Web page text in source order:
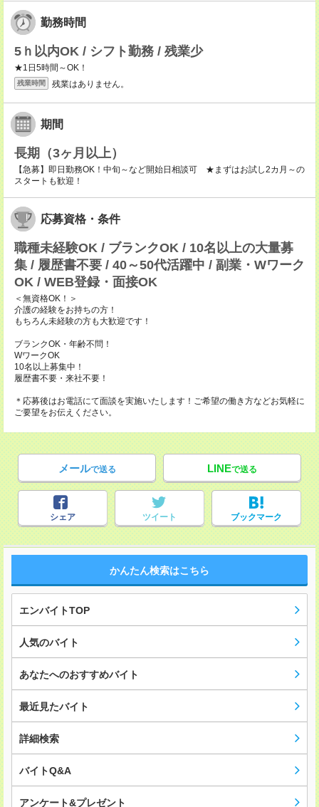
勤務時間
5ｈ以内OK / シフト勤務 / 残業少
★1日5時間～OK！
残業時間 残業はありません。
期間
長期（3ヶ月以上）
【急募】即日勤務OK！中旬～など開始日相談可 ★まずはお試し2カ月～の
スタートも歓迎！
応募資格・条件
職種未経験OK / ブランクOK / 10名以上の大量募
集 / 履歴書不要 / 40～50代活躍中 / 副業・Wワーク
OK / WEB登録・面接OK
＜無資格OK！＞
介護の経験をお持ちの方！
もちろん未経験の方も大歓迎です！
ブランクOK・年齢不問！
WワークOK
10名以上募集中！
履歴書不要・来社不要！
＊応募後はお電話にて面談を実施いたします！ご希望の働き方などお気軽に
ご要望をお伝えください。
メールで送る LINEで送る
シェア ツイート ブックマーク
かんたん検索はこちら
エンバイトTOP
人気のバイト
あなたへのおすすめバイト
最近見たバイト
詳細検索
バイトQ&A
アンケート&プレゼント